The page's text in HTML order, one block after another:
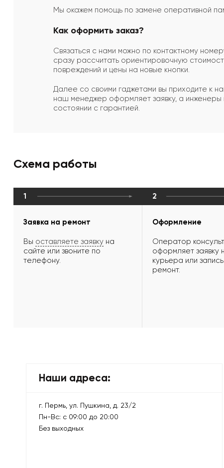
Мы окажем помощь по замене оперативной
Как оформить заказ?
Связаться с нами можно по контактному
сразу рассчитать ориентировочную
повреждений и цены на новые кнопки.
Далее со своими гаджетами вы приходите к
наш менеджер оформляет заявку, а
состоянии с гарантией.
Схема работы
1
Заявка на ремонт
Вы оставляете заявку на
сайте или звоните по
телефону.
2
Оформление
Оператор
оформляет заявку
курьера или
ремонт.
Наши адреса:
г. Пермь, ул. Пушкина, д. 23/2
Пн-Вс: с 09:00 до 20:00
Без выходных